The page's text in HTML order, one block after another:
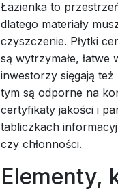
Łazienka to
dlatego materiały
czyszczenie. Płytki
są wytrzymałe,
inwestorzy sięgają
tym są odporne na
certyfikaty jakości i
tabliczkach
czy chłonności.
Elementy,